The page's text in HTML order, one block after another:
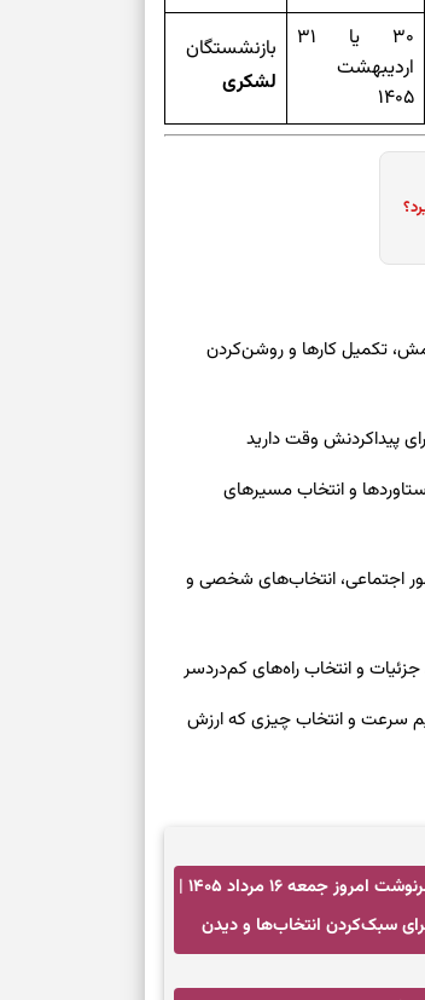
بازنشستگان
لشکری
۳۰ یا ۳۱
اردیبهشت
۱۴۰۵
برای حفظ آرامش، تکمیل کارها و روشن‌کردن
۱۴۰۵ | روزی برای حفظ دستاوردها و انتخاب مسیرهای
| نشانه‌هایی درباره حضور اجتماعی، انتخاب‌های شخصی و
| نشانه‌هایی برای تنظیم سرعت و انتخاب چیزی که ارزش
فال سرنوشت امروز جمعه ۱۶ مرداد ۱۴۰۵ |
سبک‌کردن انتخاب‌ها و دیدن